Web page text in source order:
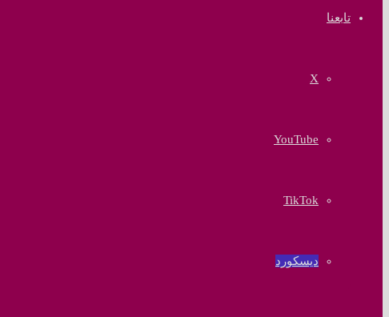
تابعنا
‫X
‫YouTube
‫TikTok
ديسكورد